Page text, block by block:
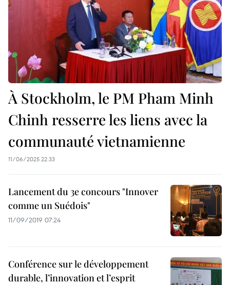
À Stockholm, le PM Pham Minh
Chinh resserre les liens avec la
communauté vietnamienne
11/06/2025 22:33
Lancement du 3e concours "Innover
comme un Suédois"
11/09/2019 07:24
Conférence sur le développement
durable, l’innovation et l’esprit